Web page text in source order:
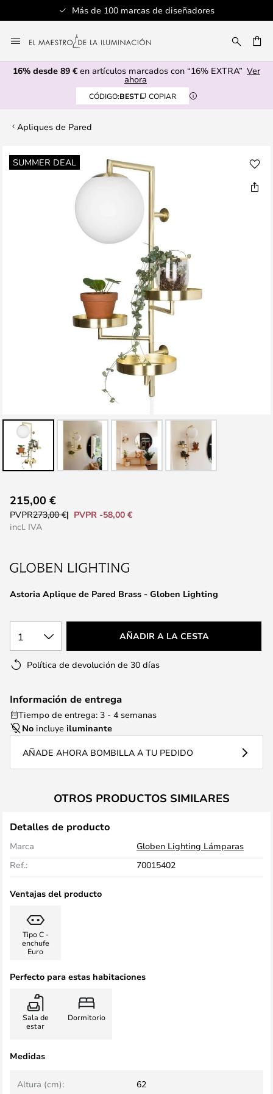
Más de 100 marcas de diseñadores
al
contenido
16% desde 89 € en artículos marcados con “16% EXTRA” Ver
ahora
CÓDIGO:BEST COPIAR
Apliques de Pared
SUMMER DEAL
Saltar
al
comienzo
galería
imágenes
Astoria Aplique de Pared Brass - Globen Lighting
215,00 €
PVPR273,00 €
PVPR -58,00 €
incl. IVA
1 AÑADIR A LA CESTA
Política de devolución de 30 días
Información de entrega
Tiempo de entrega: 3 - 4 semanas
No incluye iluminante
AÑADE AHORA BOMBILLA A TU PEDIDO
OTROS PRODUCTOS SIMILARES
Detalles de producto
Marca
Globen Lighting Lámparas
Ref.:
70015402
Ventajas del producto
Tipo C -
enchufe
Euro
Perfecto para estas habitaciones
Sala de
estar
Dormitorio
Medidas
Altura (cm): 62